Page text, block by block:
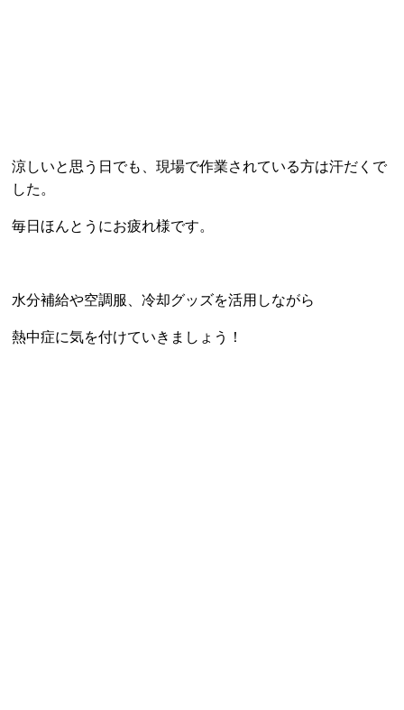
涼しいと思う日でも、現場で作業されている方は汗だくで
した。
毎日ほんとうにお疲れ様です。
水分補給や空調服、冷却グッズを活用しながら
熱中症に気を付けていきましょう！